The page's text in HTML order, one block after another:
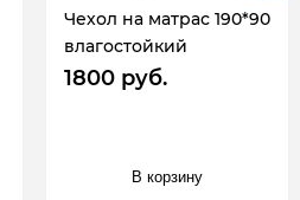
Чехол на матрас 190*90
влагостойкий
1800 руб.
В корзину